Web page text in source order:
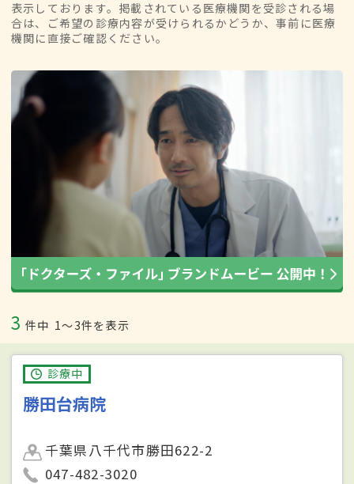
表示しております。掲載されている医療機関を受診される場
合は、ご希望の診療内容が受けられるかどうか、事前に医療
機関に直接ご確認ください。
3 件中 1〜3件を表示
診療中
勝田台病院
千葉県八千代市勝田622-2
047-482-3020